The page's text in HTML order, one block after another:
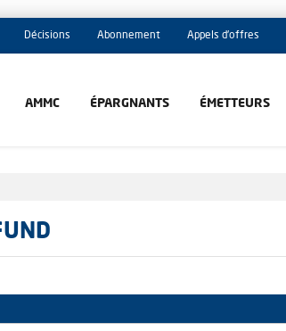
Décisions Abonnement Appels d'offres
AMMC ÉPARGNANTS ÉMETTEURS